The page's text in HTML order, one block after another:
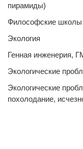
пирамиды)
Философские школы
Экология
Генная инженерия,
Экологические
Экологические
похолодание,